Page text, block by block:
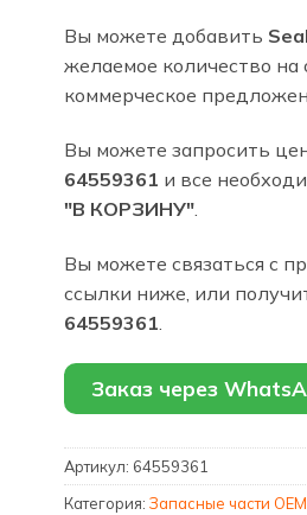
Вы можете добавить
желаемое количество на
коммерческое
Вы можете запросить
64559361 и все
"В КОРЗИНУ".
Вы можете связаться с
ссылки ниже, или
64559361.
Заказ через
Артикул: 64559361
Категория: Запасные части OEM